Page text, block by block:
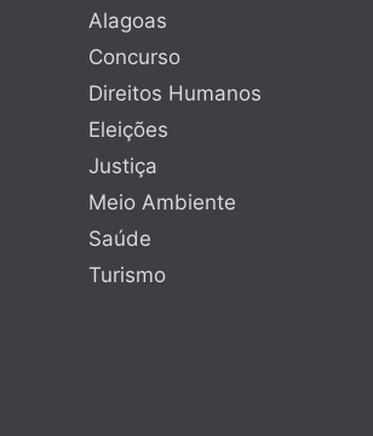
Alagoas
Concurso
Direitos Humanos
Eleições
Justiça
Meio Ambiente
Saúde
Turismo